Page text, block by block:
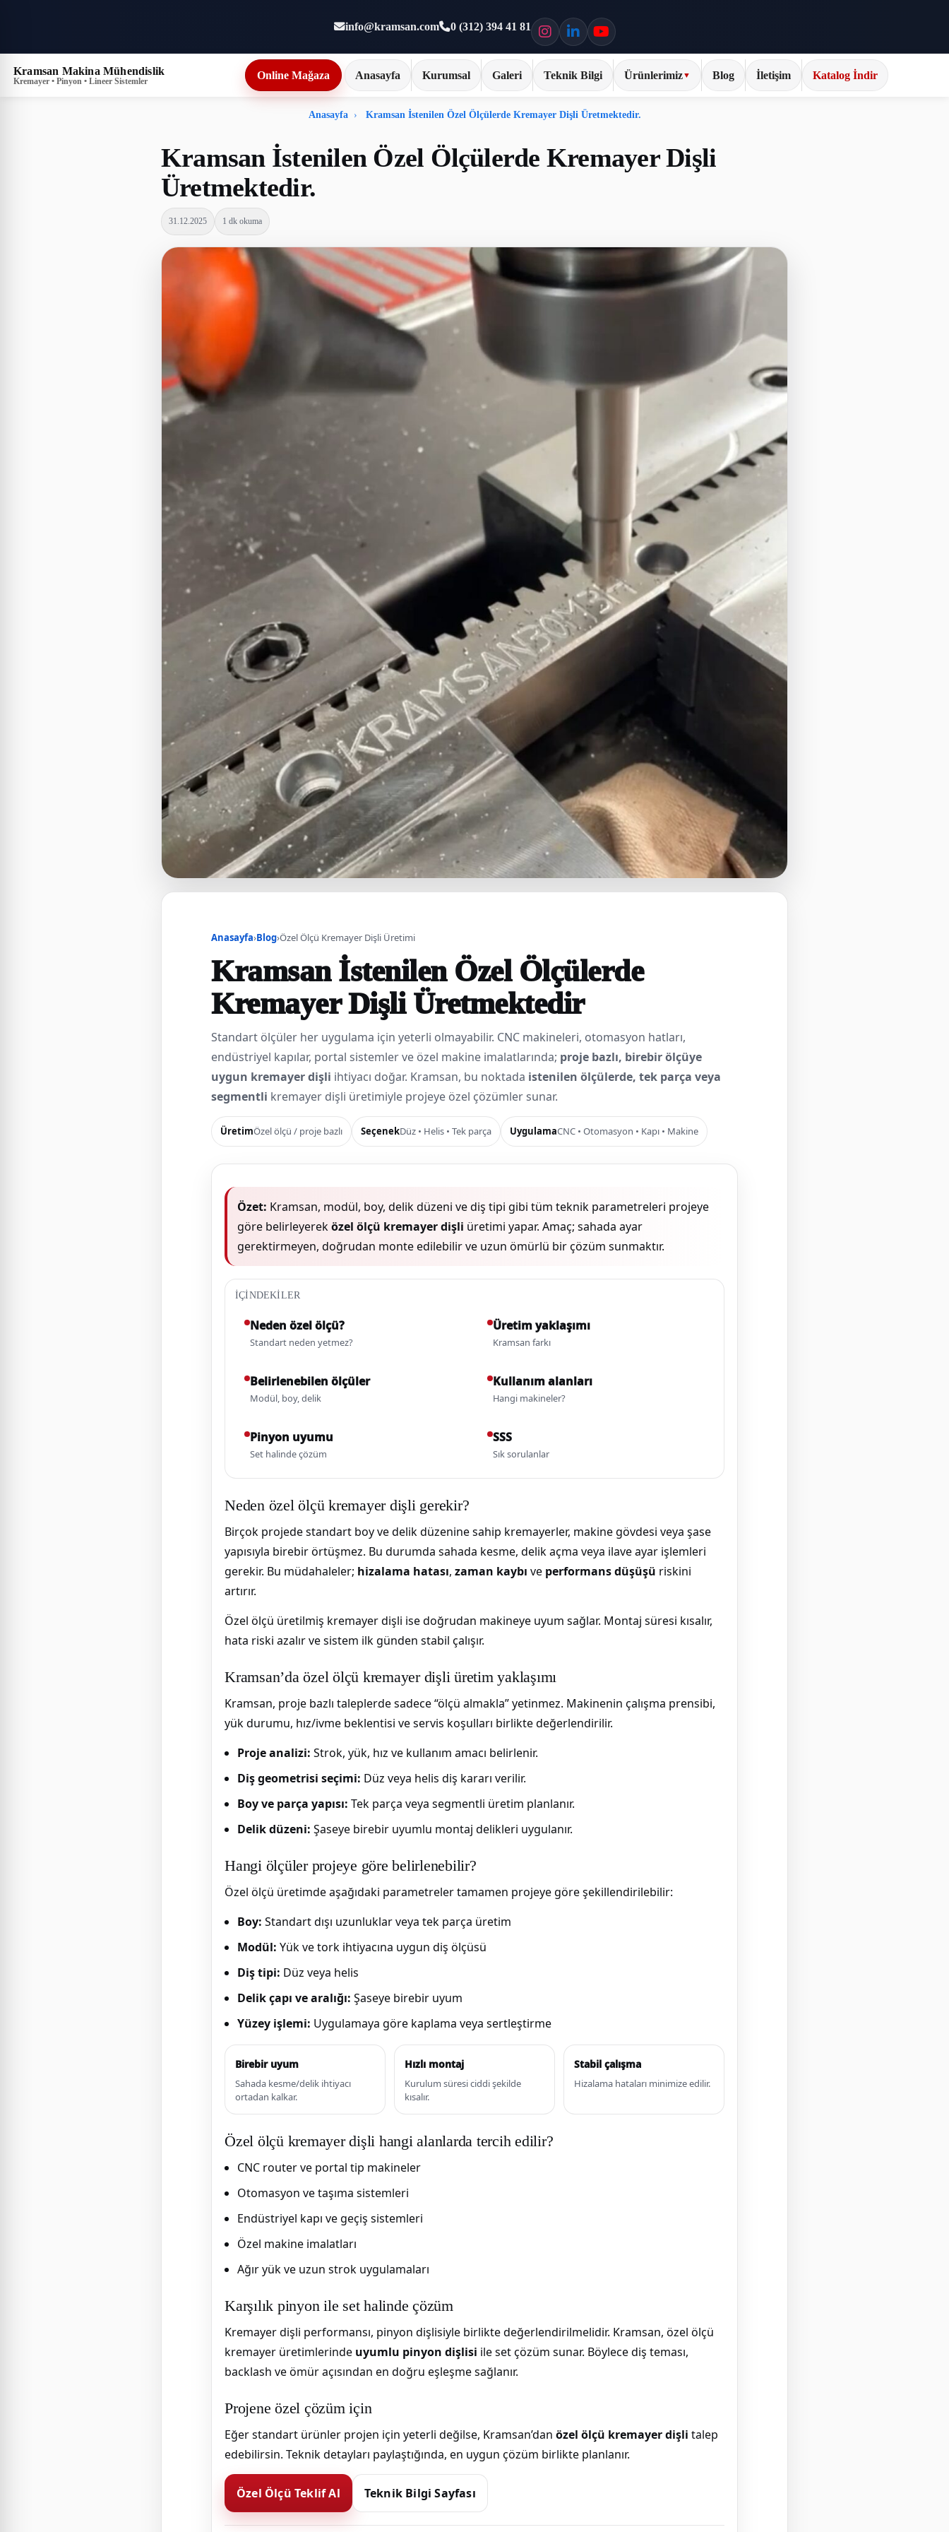
info@kramsan.com 0 (312) 394 41 81
Kramsan Makina Mühendislik
Kremayer • Pinyon • Lineer Sistemler Online Mağaza Anasayfa Kurumsal Galeri Teknik Bilgi Ürünlerimiz▼ Blog İletişim Katalog İndir
Anasayfa Kramsan İstenilen Özel Ölçülerde Kremayer Dişli Üretmektedir.
Kramsan İstenilen Özel Ölçülerde Kremayer Dişli
Üretmektedir.
31.12.2025 1 dk okuma
Anasayfa›Blog›Özel Ölçü Kremayer Dişli Üretimi
Kramsan İstenilen Özel Ölçülerde
Kremayer Dişli Üretmektedir
Standart ölçüler her uygulama için yeterli olmayabilir. CNC makineleri, otomasyon hatları,
endüstriyel kapılar, portal sistemler ve özel makine imalatlarında; proje bazlı, birebir ölçüye
uygun kremayer dişli ihtiyacı doğar. Kramsan, bu noktada istenilen ölçülerde, tek parça veya
segmentli kremayer dişli üretimiyle projeye özel çözümler sunar.
ÜretimÖzel ölçü / proje bazlı SeçenekDüz • Helis • Tek parça UygulamaCNC • Otomasyon • Kapı • Makine
Özet: Kramsan, modül, boy, delik düzeni ve diş tipi gibi tüm teknik parametreleri projeye
göre belirleyereközel ölçü kremayer dişli üretimi yapar. Amaç; sahada ayar
gerektirmeyen, doğrudan monte edilebilir ve uzun ömürlü bir çözüm sunmaktır.
İÇINDEKILER
Neden özel ölçü?
Standart neden yetmez?
Üretim yaklaşımı
Kramsan farkı
Belirlenebilen ölçüler
Modül, boy, delik
Kullanım alanları
Hangi makineler?
Pinyon uyumu
Set halinde çözüm
SSS
Sık sorulanlar
Neden özel ölçü kremayer dişli gerekir?
Birçok projede standart boy ve delik düzenine sahip kremayerler, makine gövdesi veya şase
yapısıyla birebir örtüşmez. Bu durumda sahada kesme, delik açma veya ilave ayar işlemleri
gerekir. Bu müdahaleler; hizalama hatası, zaman kaybı ve performans düşüşü riskini
artırır.
Özel ölçü üretilmiş kremayer dişli ise doğrudan makineye uyum sağlar. Montaj süresi kısalır,
hata riski azalır ve sistem ilk günden stabil çalışır.
Kramsan’da özel ölçü kremayer dişli üretim yaklaşımı
Kramsan, proje bazlı taleplerde sadece “ölçü almakla” yetinmez. Makinenin çalışma prensibi,
yük durumu, hız/ivme beklentisi ve servis koşulları birlikte değerlendirilir.
Proje analizi: Strok, yük, hız ve kullanım amacı belirlenir.
Diş geometrisi seçimi: Düz veya helis diş kararı verilir.
Boy ve parça yapısı: Tek parça veya segmentli üretim planlanır.
Delik düzeni: Şaseye birebir uyumlu montaj delikleri uygulanır.
Hangi ölçüler projeye göre belirlenebilir?
Özel ölçü üretimde aşağıdaki parametreler tamamen projeye göre şekillendirilebilir:
Boy: Standart dışı uzunluklar veya tek parça üretim
Modül: Yük ve tork ihtiyacına uygun diş ölçüsü
Diş tipi: Düz veya helis
Delik çapı ve aralığı: Şaseye birebir uyum
Yüzey işlemi: Uygulamaya göre kaplama veya sertleştirme
Birebir uyum
Sahada kesme/delik ihtiyacı
ortadan kalkar.
Hızlı montaj
Kurulum süresi ciddi şekilde
kısalır.
Stabil çalışma
Hizalama hataları minimize edilir.
Özel ölçü kremayer dişli hangi alanlarda tercih edilir?
CNC router ve portal tip makineler
Otomasyon ve taşıma sistemleri
Endüstriyel kapı ve geçiş sistemleri
Özel makine imalatları
Ağır yük ve uzun strok uygulamaları
Karşılık pinyon ile set halinde çözüm
Kremayer dişli performansı, pinyon dişlisiyle birlikte değerlendirilmelidir. Kramsan, özel ölçü
kremayer üretimlerinde uyumlu pinyon dişlisi ile set çözüm sunar. Böylece diş teması,
backlash ve ömür açısından en doğru eşleşme sağlanır.
Projene özel çözüm için
Eğer standart ürünler projen için yeterli değilse, Kramsan’dan özel ölçü kremayer dişli talep
edebilirsin. Teknik detayları paylaştığında, en uygun çözüm birlikte planlanır.
Özel Ölçü Teklif Al Teknik Bilgi Sayfası